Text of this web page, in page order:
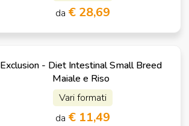
da € 28,69
Exclusion - Diet Intestinal Small Breed
Maiale e Riso
Vari formati
da € 11,49